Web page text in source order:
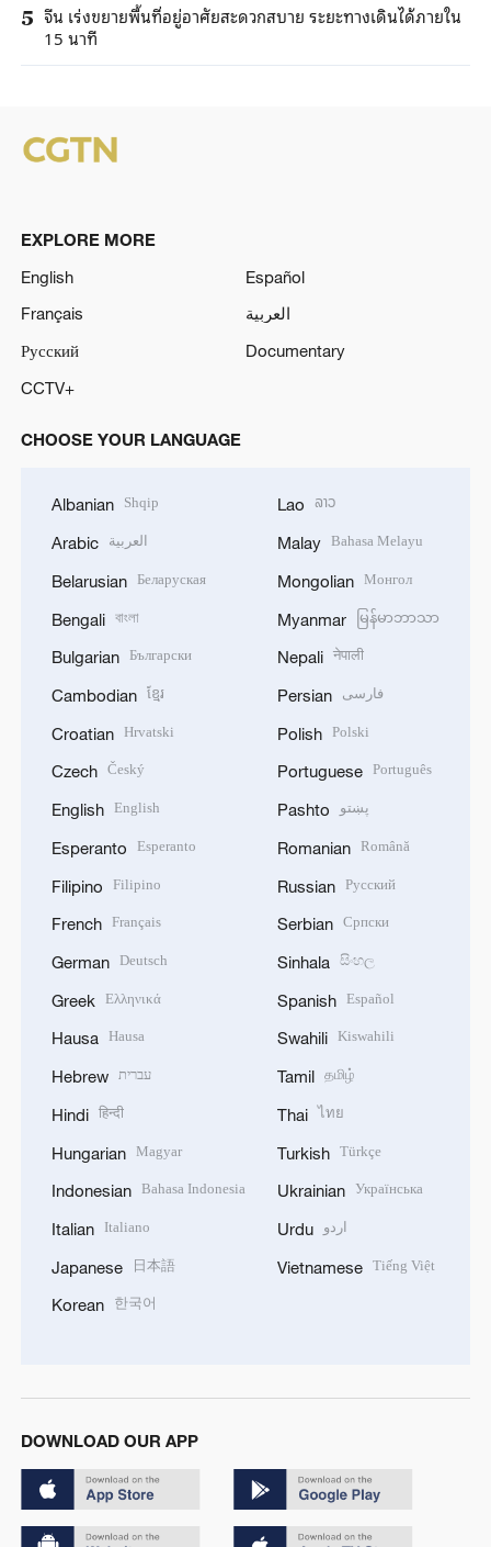
5 จีน เร่งขยายพื้นที่อยู่อาศัยสะดวกสบาย ระยะทางเดินได้ภายใน
15 นาที
EXPLORE MORE
English
Español
Français
العربية
Русский
Documentary
CCTV+
CHOOSE YOUR LANGUAGE
Albanian Shqip
Arabic العربية
Belarusian Беларуская
Bengali বাংলা
Bulgarian Български
Cambodian ខ្មែរ
Croatian Hrvatski
Czech Český
English English
Esperanto Esperanto
Filipino Filipino
French Français
German Deutsch
Greek Ελληνικά
Hausa Hausa
Hebrew עברית
Hindi हिन्दी
Hungarian Magyar
Indonesian Bahasa Indonesia
Italian Italiano
Japanese 日本語
Korean 한국어
Lao ລາວ
Malay Bahasa Melayu
Mongolian Монгол
Myanmar မြန်မာဘာသာ
Nepali नेपाली
Persian فارسی
Polish Polski
Portuguese Português
Pashto پښتو
Romanian Română
Russian Русский
Serbian Српски
Sinhala සිංහල
Spanish Español
Swahili Kiswahili
Tamil தமிழ்
Thai ไทย
Turkish Türkçe
Ukrainian Українська
Urdu اردو
Vietnamese Tiếng Việt
DOWNLOAD OUR APP